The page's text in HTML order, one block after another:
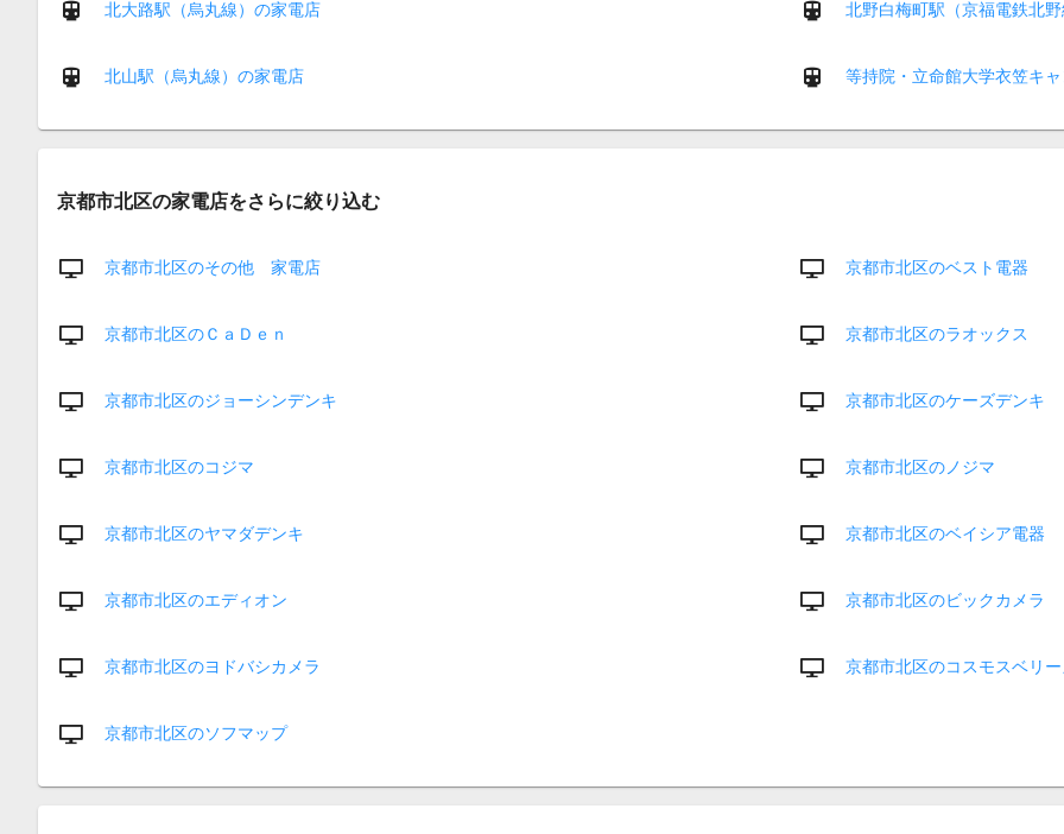
北大路駅（烏丸線）の家電店 北野白梅町駅（京福電鉄北
北山駅（烏丸線）の家電店 等持院・立命館大学衣笠キ
京都市北区の家電店をさらに絞り込む
京都市北区のその他 家電店 京都市北区のベスト電器
京都市北区のＣａＤｅｎ 京都市北区のラオックス
京都市北区のジョーシンデンキ 京都市北区のケーズデンキ
京都市北区のコジマ 京都市北区のノジマ
京都市北区のヤマダデンキ 京都市北区のベイシア電器
京都市北区のエディオン 京都市北区のビックカメラ
京都市北区のヨドバシカメラ 京都市北区のコスモスベリ
京都市北区のソフマップ